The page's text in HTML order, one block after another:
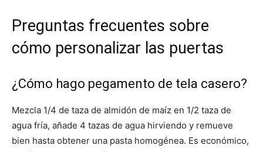
Preguntas frecuentes sobre
cómo personalizar las puertas
¿Cómo hago pegamento de tela casero?
Mezcla 1/4 de taza de almidón de maíz en 1/2 taza de
agua fría, añade 4 tazas de agua hirviendo y remueve
bien hasta obtener una pasta homogénea. Es económico,